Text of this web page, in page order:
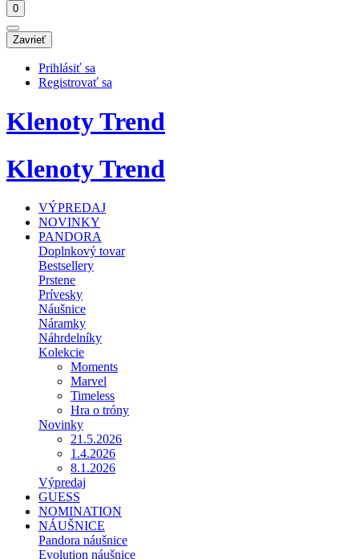
0
Zavrieť
Prihlásiť sa
Registrovať sa
Klenoty Trend
Klenoty Trend
VÝPREDAJ
NOVINKY
PANDORA
Doplnkový tovar
Bestsellery
Prstene
Prívesky
Náušnice
Náramky
Náhrdelníky
Kolekcie
Moments
Marvel
Timeless
Hra o tróny
Novinky
21.5.2026
1.4.2026
8.1.2026
Výpredaj
GUESS
NOMINATION
NÁUŠNICE
Pandora náušnice
Evolution náušnice